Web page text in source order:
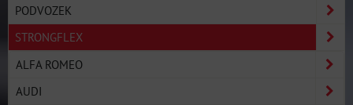
PODVOZEK
STRONGFLEX
ALFA ROMEO
AUDI